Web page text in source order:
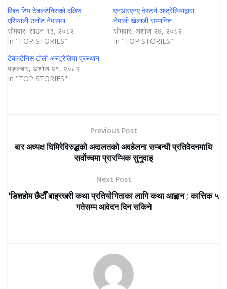
विश्व टिम टेबलटेनिसको दक्षिण
एसियाली छनोट नेपालमा
सोमवार, साउन १३, २०८२
In "TOP STORIES"
एनआरएनए वेस्टर्न अष्ट्रेलियाद्वारा
नेपाली खेलाडी सम्मानित
सोमवार, अशोज २७, २०८२
In "TOP STORIES"
टेबलटेनिस टोली अस्ट्रेलिया प्रस्थान
मङ्लबार, अशोज २१, २०८२
In "TOP STORIES"
Previous Post
बार अध्यक्ष घिमिरेविरुद्धको अदालतको अवहेलना सम्बन्धी प्रतिवेदनमाथि
सर्वोच्चमा प्रारम्भिक सुनुवाइ
Next Post
‘डिशहोम छैटौँ बाह्रखरी कथा प्रतियोगिताका लागि कथा आह्वान ; कात्तिक ५
गतेसम्म आवेदन दिन सकिने